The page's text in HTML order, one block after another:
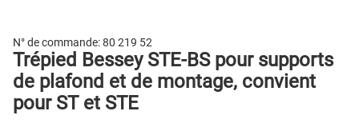
N° de commande:80 219 52
Trépied Bessey STE-BS pour supports
de plafond et de montage, convient
pour ST et STE